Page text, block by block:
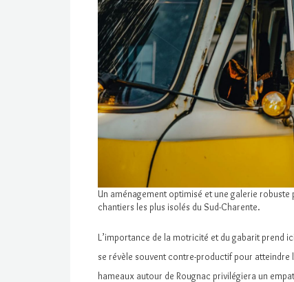
Un aménagement optimisé et une galerie
chantiers les plus isolés du Sud-Charente.
L’importance de la motricité et du gabarit prend
se révèle souvent contre-productif pour
hameaux autour de Rougnac privilégiera un